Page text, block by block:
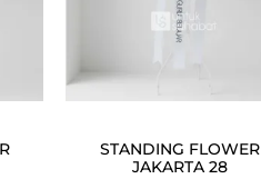
STANDING FLOWER
JAKARTA 28